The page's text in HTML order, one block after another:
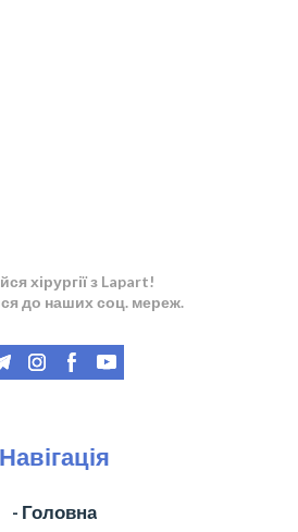
хірургії з Lapart!
до наших соц. мереж.
Навігація
- Головна